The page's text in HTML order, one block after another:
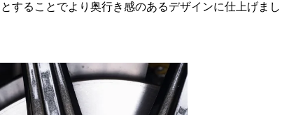
とすることでより奥行き感のあるデザインに仕上げまし